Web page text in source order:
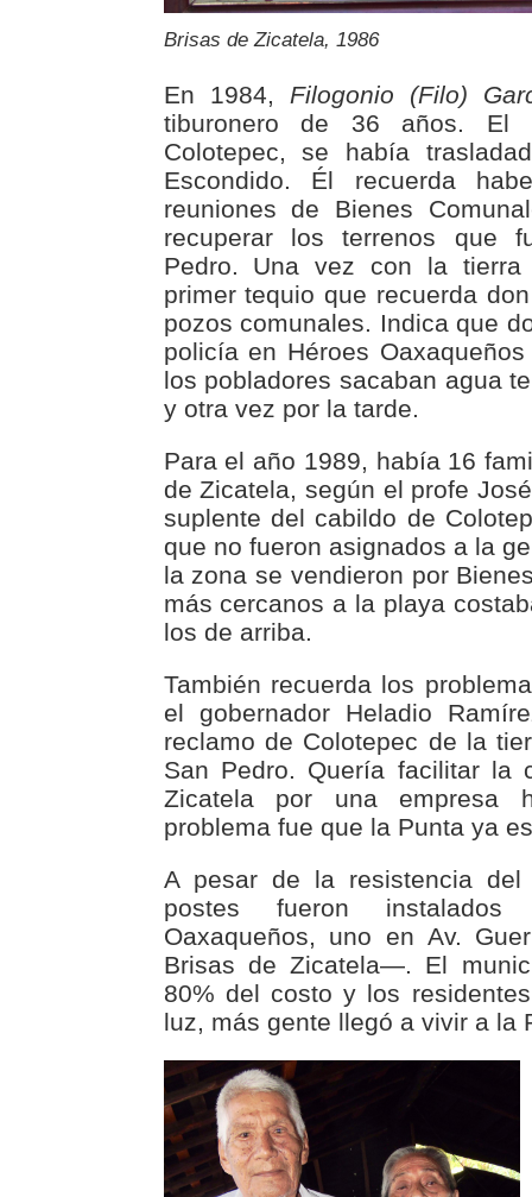
Brisas de Zicatela, 1986
En 1984, Filogonio (Filo)
tiburonero de 36 años. El
Colotepec, se había
Escondido. Él recuerda
reuniones de Bienes
recuperar los terrenos que
Pedro. Una vez con la
primer tequio que recuerda
pozos comunales. Indica que
policía en Héroes
los pobladores sacaban agua
y otra vez por la tarde.
Para el año 1989, había 16
de Zicatela, según el profe
suplente del cabildo de
que no fueron asignados a la
la zona se vendieron por
más cercanos a la playa
los de arriba.
También recuerda los
el gobernador Heladio
reclamo de Colotepec de la
San Pedro. Quería facilitar la
Zicatela por una empresa
problema fue que la Punta ya
A pesar de la resistencia
postes fueron
Oaxaqueños, uno en Av.
Brisas de Zicatela—. El
80% del costo y los
luz, más gente llegó a vivir a la